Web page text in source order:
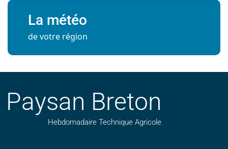
La météo
de votre région
Paysan Breton
Hebdomadaire Technique Agricole